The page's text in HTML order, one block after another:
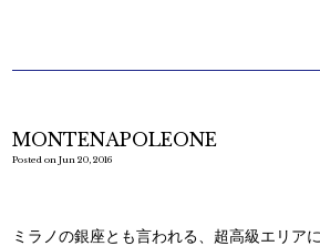
MONTENAPOLEONE
Posted on Jun 20, 2016
ミラノの銀座とも言われる、超高級エリア